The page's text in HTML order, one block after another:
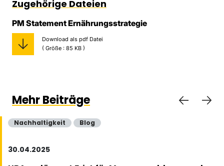
Zugehörige Dateien
PM Statement Ernährungsstrategie
Download als pdf Datei
( Größe : 85 KB )
Mehr Beiträge
Nachhaltigkeit Blog
30.04.2025